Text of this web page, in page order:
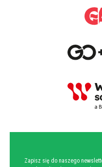
Zapisz się do naszego